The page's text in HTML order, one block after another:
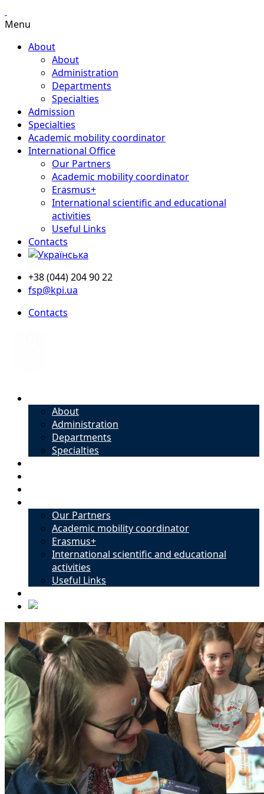
Menu
About
About
Administration
Departments
Specialties
Admission
Specialties
Academic mobility coordinator
International Office
Our Partners
Academic mobility coordinator
Erasmus+
International scientific and educational
activities
Useful Links
Contacts
+38 (044) 204 90 22
fsp@kpi.ua
Contacts
About
Administration
Departments
Specialties
Our Partners
Academic mobility coordinator
Erasmus+
International scientific and educational
activities
Useful Links